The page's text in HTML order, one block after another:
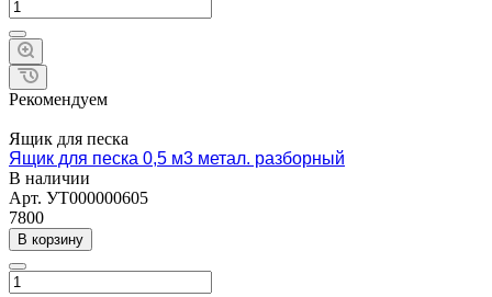
Рекомендуем
Ящик для песка
Ящик для песка 0,5 м3 метал. разборный
В наличии
Арт. УТ000000605
7800
В корзину